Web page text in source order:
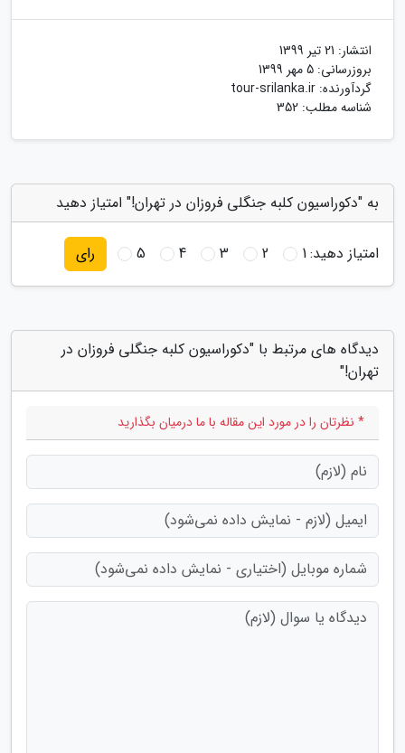
انتشار: 21 تیر 1399
بروزرسانی: 5 مهر 1399
گردآورنده: tour-srilanka.ir
شناسه مطلب: 352
به "دکوراسیون کلبه جنگلی فروزان در تهران!" امتیاز دهید
امتیاز دهید:1
2
3
4
5 رای
دیدگاه های مرتبط با "دکوراسیون کلبه جنگلی فروزان در
تهران!"
* نظرتان را در مورد این مقاله با ما درمیان بگذارید